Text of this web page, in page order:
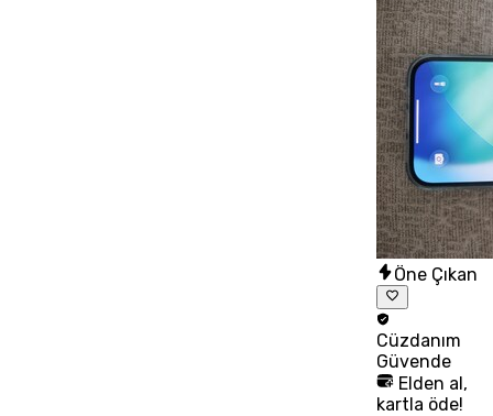
Öne Çıkan
Cüzdanım
Güvende
Elden al,
kartla öde!